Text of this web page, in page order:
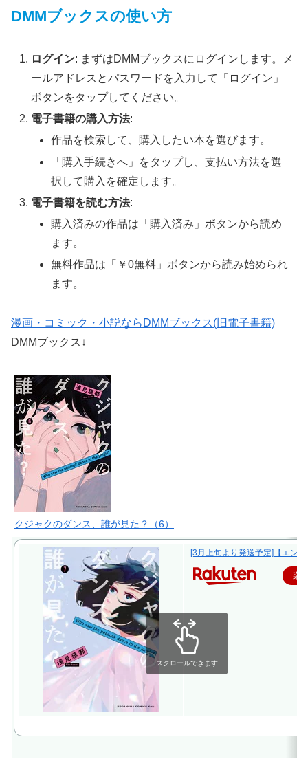
DMMブックスの使い方
ログイン: まずはDMMブックスにログインします。メ
ールアドレスとパスワードを入力して「ログイン」
ボタンをタップしてください。
電子書籍の購入方法:
作品を検索して、購入したい本を選びます。
「購入手続きへ」をタップし、支払い方法を選
択して購入を確定します。
電子書籍を読む方法:
購入済みの作品は「購入済み」ボタンから読め
ます。
無料作品は「￥0無料」ボタンから読み始められ
ます。
漫画・コミック・小説ならDMMブックス(旧電子書籍)
DMMブックス↓
クジャクのダンス、誰が見た？（6）
[3月上旬より発送予定]【エン
楽
スクロールできます